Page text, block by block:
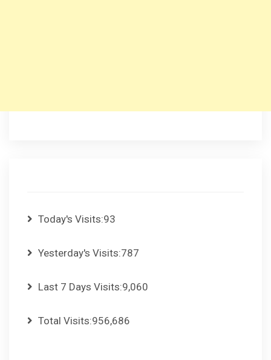
Today's Visits:93
Yesterday's Visits:787
Last 7 Days Visits:9,060
Total Visits:956,686